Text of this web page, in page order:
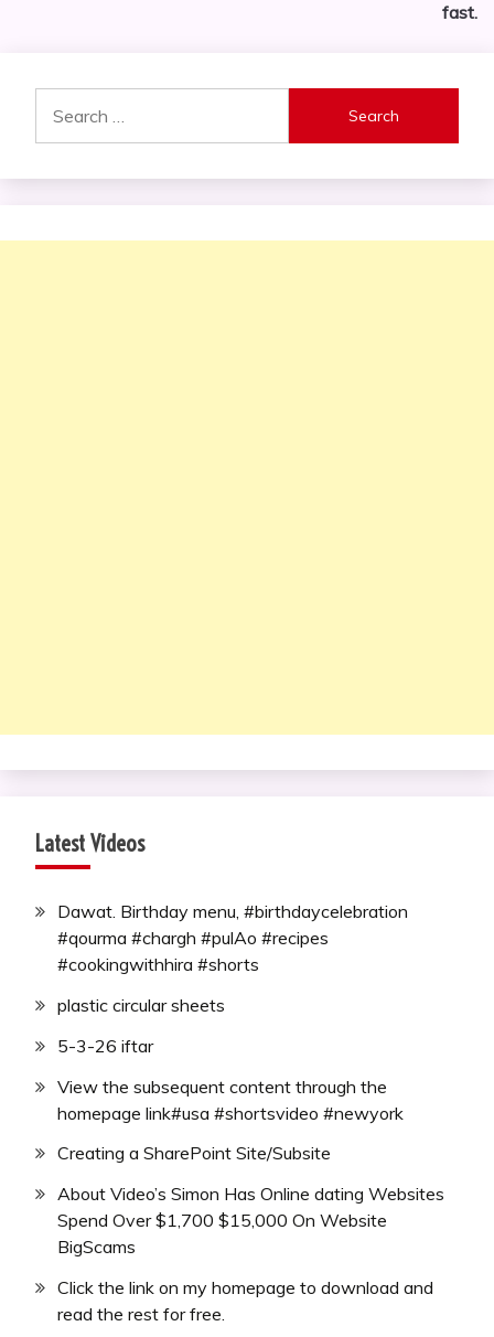
fast.
for:
Latest Videos
Dawat. Birthday menu, #birthdaycelebration
#qourma #chargh #pulAo #recipes
#cookingwithhira #shorts
plastic circular sheets
5-3-26 iftar
View the subsequent content through the
homepage link#usa #shortsvideo #newyork
Creating a SharePoint Site/Subsite
About Video’s Simon Has Online dating Websites
Spend Over $1,700 $15,000 On Website
BigScams
Click the link on my homepage to download and
read the rest for free.